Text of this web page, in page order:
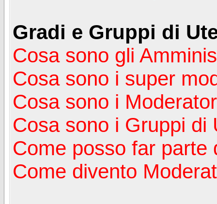
Gradi e Gruppi di
Cosa sono gli
Cosa sono i super
Cosa sono i
Cosa sono i Gruppi di
Come posso far parte
Come divento